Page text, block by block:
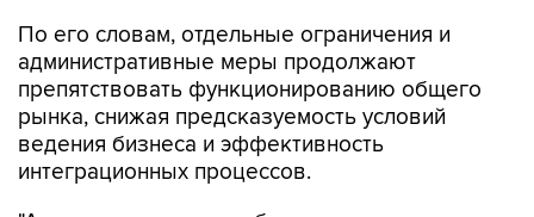
По его словам, отдельные ограничения и
административные меры продолжают
препятствовать функционированию общего
рынка, снижая предсказуемость условий
ведения бизнеса и эффективность
интеграционных процессов.